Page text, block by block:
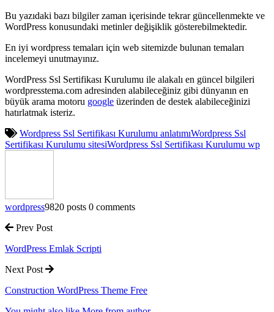
Bu yazıdaki bazı bilgiler zaman içerisinde tekrar güncellenmekte ve
WordPress konusundaki metinler değişiklik gösterebilmektedir.
En iyi wordpress temaları için web sitemizde bulunan temaları
incelemeyi unutmayınız.
WordPress Ssl Sertifikası Kurulumu ile alakalı en güncel bilgileri
wordpresstema.com adresinden alabileceğiniz gibi dünyanın en
büyük arama motoru google üzerinden de destek alabileceğinizi
hatırlatmak isteriz.
Wordpress Ssl Sertifikası Kurulumu anlatımıWordpress Ssl
Sertifikası Kurulumu sitesiWordpress Ssl Sertifikası Kurulumu wp
wordpress9820 posts 0 comments
Prev Post
WordPress Emlak Scripti
Next Post
Construction WordPress Theme Free